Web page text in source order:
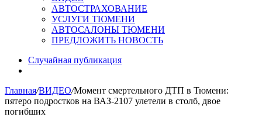
АВТОСТРАХОВАНИЕ
УСЛУГИ ТЮМЕНИ
АВТОСАЛОНЫ ТЮМЕНИ
ПРЕДЛОЖИТЬ НОВОСТЬ
Случайная публикация
Главная/ВИДЕО/Момент смертельного ДТП в Тюмени:
пятеро подростков на ВАЗ-2107 улетели в столб, двое
погибших